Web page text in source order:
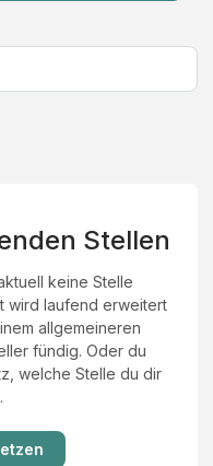
Stellen
keine Stelle
wird laufend erweitert
allgemeineren
fündig. Oder du
welche Stelle du dir